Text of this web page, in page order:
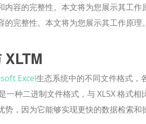
容的完整性。本文将为您展示其工作
完整性。本文将为您展示其工作原理。
Excel生态系统中的不同文件格式，
一种二进制文件格式，与 XLSX 格式
，因为它能够实现更快的数据检索和